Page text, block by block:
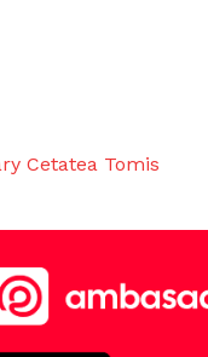
Cetatea Tomis